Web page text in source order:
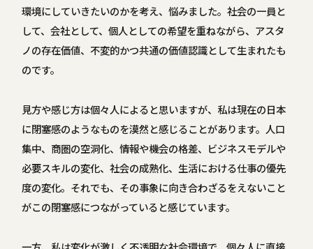
環境にしていきたいのかを考え、悩みました。社会の一員と
して、会社として、個人としての希望を重ねながら、アスタ
ノの存在価値、不変的かつ共通の価値認識として生まれたも
のです。
見方や感じ方は個々人によると思いますが、私は現在の日本
に閉塞感のようなものを漠然と感じることがあります。人口
集中、商圏の空洞化、情報や機会の格差、ビジネスモデルや
必要スキルの変化、社会の成熟化、生活における仕事の優先
度の変化。それでも、その事象に向き合わざるをえないこと
がこの閉塞感につながっていると感じています。